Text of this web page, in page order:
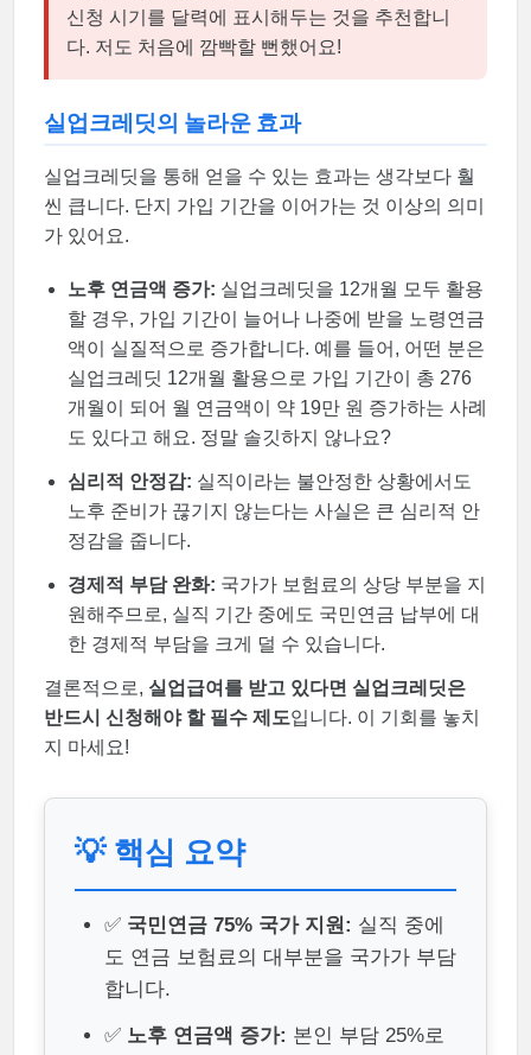
신청 시기를 달력에 표시해두는 것을 추천합니
다. 저도 처음에 깜빡할 뻔했어요!
실업크레딧의 놀라운 효과
실업크레딧을 통해 얻을 수 있는 효과는 생각보다 훨
씬 큽니다. 단지 가입 기간을 이어가는 것 이상의 의미
가 있어요.
노후 연금액 증가: 실업크레딧을 12개월 모두 활용
할 경우, 가입 기간이 늘어나 나중에 받을 노령연금
액이 실질적으로 증가합니다. 예를 들어, 어떤 분은
실업크레딧 12개월 활용으로 가입 기간이 총 276
개월이 되어 월 연금액이 약 19만 원 증가하는 사례
도 있다고 해요. 정말 솔깃하지 않나요?
심리적 안정감: 실직이라는 불안정한 상황에서도
노후 준비가 끊기지 않는다는 사실은 큰 심리적 안
정감을 줍니다.
경제적 부담 완화: 국가가 보험료의 상당 부분을 지
원해주므로, 실직 기간 중에도 국민연금 납부에 대
한 경제적 부담을 크게 덜 수 있습니다.
결론적으로, 실업급여를 받고 있다면 실업크레딧은
반드시 신청해야 할 필수 제도입니다. 이 기회를 놓치
지 마세요!
💡 핵심 요약
✅ 국민연금 75% 국가 지원: 실직 중에
도 연금 보험료의 대부분을 국가가 부담
합니다.
✅ 노후 연금액 증가: 본인 부담 25%로